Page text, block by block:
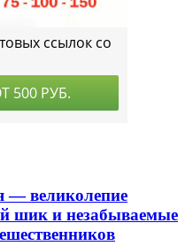
— великолепие
шик и незабываемые